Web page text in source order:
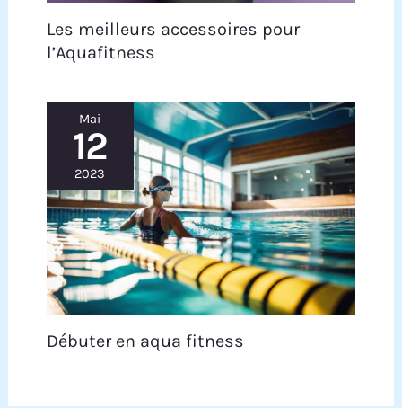
Les meilleurs accessoires pour
l’Aquafitness
Mai
12
2023
Débuter en aqua fitness